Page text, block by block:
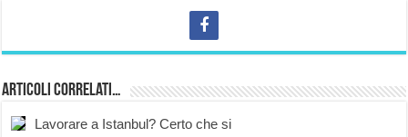
Articoli correlati…
Lavorare a Istanbul? Certo che si